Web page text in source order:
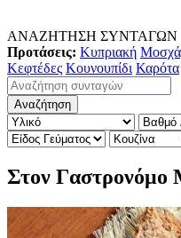
ΑΝΑΖΗΤΗΣΗ ΣΥΝΤΑΓΩΝ
Προτάσεις: Κυπριακή
Κεφτέδες Κουνουπίδι Καρότα
Στον Γαστρονόμο